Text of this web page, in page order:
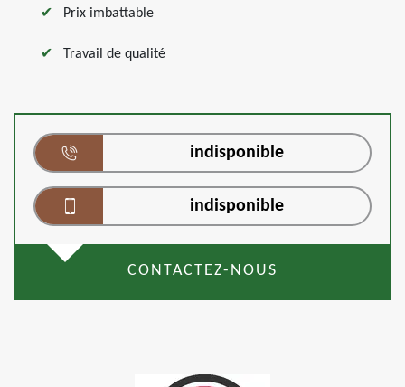
Prix imbattable
Travail de qualité
indisponible
indisponible
CONTACTEZ-NOUS